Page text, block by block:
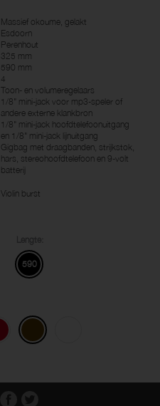
Massief okoume, gelakt
Esdoorn
Perenhout
325 mm
590 mm
4
Toon- en volumeregelaars
1/8" mini-jack voor mp3-speler of
andere externe klankbron
1/8" mini-jack hoofdtelefoonuitgang
en 1/8" mini-jack lijnuitgang
Gigbag met draagbanden, strijkstok,
hars, stereohoofdtelefoon en 9-volt
batterij
Violin burst
590